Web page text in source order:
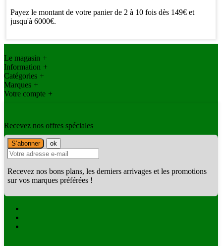
Payez le montant de votre panier de 2 à 10 fois dès 149€ et
jusqu'à 6000€.
Le magasin +
Information +
Catégories +
Marques +
Votre compte +
Recevez nos offres spéciales
Recevez nos bons plans, les derniers arrivages et les promotions
sur vos marques préférées !